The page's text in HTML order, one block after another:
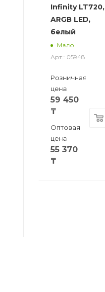
Infinity LT720,
ARGB LED,
белый
Мало
Арт.: 05948
Розничная
цена
59 450
₸
Оптовая
цена
55 370
₸